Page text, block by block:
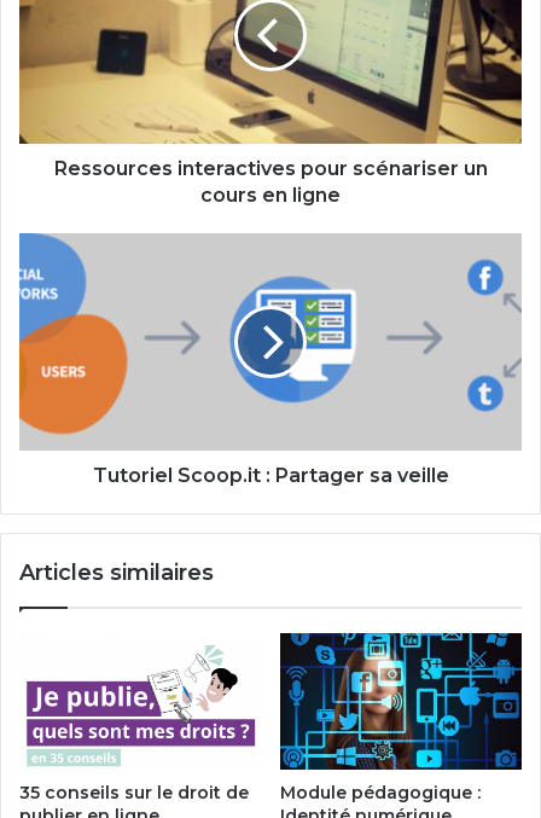
scénariser
cours
Ressources interactives pour scénariser un
cours en ligne
Tutoriel
Scoop.it
:
Partager
sa
veille
Tutoriel Scoop.it : Partager sa veille
Articles similaires
35 conseils sur le droit de
Module pédagogique :